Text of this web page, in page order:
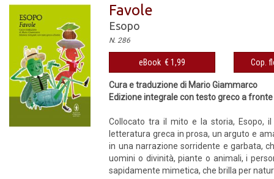
Favole
Esopo
N. 286
eBook € 1,99 Cop.
Cura e traduzione di Mario Giammarco
Edizione integrale con testo greco a fronte
Collocato tra il mito e la storia, Esopo, il
letteratura greca in prosa, un arguto e
in una narrazione sorridente e garbata,
uomini o divinità, piante o animali, i
sapidamente mimetica, che brilla per